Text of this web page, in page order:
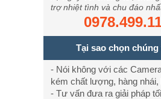
trợ nhiệt tình và chu đáo
Tại sao chọn
- Nói không với các
kém chất lượng, hàng nhái,
- Tư vấn đưa ra giải pháp